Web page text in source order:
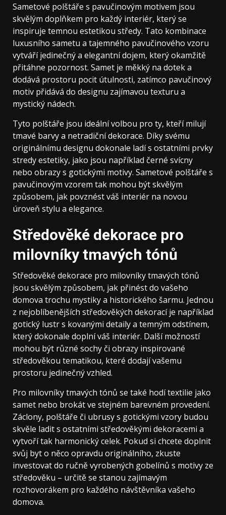
Sametové polštáře s pavučinovým motivem jsou
skvělým doplňkem pro každý interiér, který se
inspiruje temnou estetikou středy. Tato kombinace
luxusního sametu a tajemného pavučinového vzoru
vytváří jedinečný a elegantní dojem, který okamžitě
přitáhne pozornost. Samet je měkký na dotek a
dodává prostoru pocit útulnosti, zatímco pavučinový
motiv přidává do designu zajímavou texturu a
mystický nádech.
Tyto polštáře jsou ideální volbou pro ty, kteří milují
tmavé barvy a netradiční dekorace. Díky svému
originálnímu designu dokonale ladí s ostatními prvky
stredy estetiky, jako jsou například černé svícny
nebo obrazy s gotickými motivy. Sametové polštáře s
pavučinovým vzorem tak mohou být skvělým
způsobem, jak povznést váš interiér na novou
úroveň stylu a elegance.
Středověké dekorace pro
milovníky tmavých tónů
Středověké dekorace pro milovníky tmavých tónů
jsou skvělým způsobem, jak přinést do vašeho
domova trochu mystiky a historického šarmu. Jednou
z nejoblíbenějších středověkých dekorací je například
gotický lustr s kovanými detaily a temným odstínem,
který dokonale doplní váš interiér. Další možností
mohou být různé sochy či obrazy inspirované
středověkou tematikou, které dodají vašemu
prostoru jedinečný vzhled.
Pro milovníky tmavých tónů se také hodí textilie jako
samet nebo brokát ve stejném barevném provedení.
Záclony, polštáře či ubrusy s gotickými vzory budou
skvěle ladit s ostatními středověkými dekoracemi a
vytvoří tak harmonický celek. Pokud si chcete doplnit
svůj byt o něco opravdu originálního, zkuste
investovat do ručně vyrobených gobelínů s motivy ze
středověku – určitě se stanou zajímavým
rozhovorákem pro každého návštěvníka vašeho
domova.